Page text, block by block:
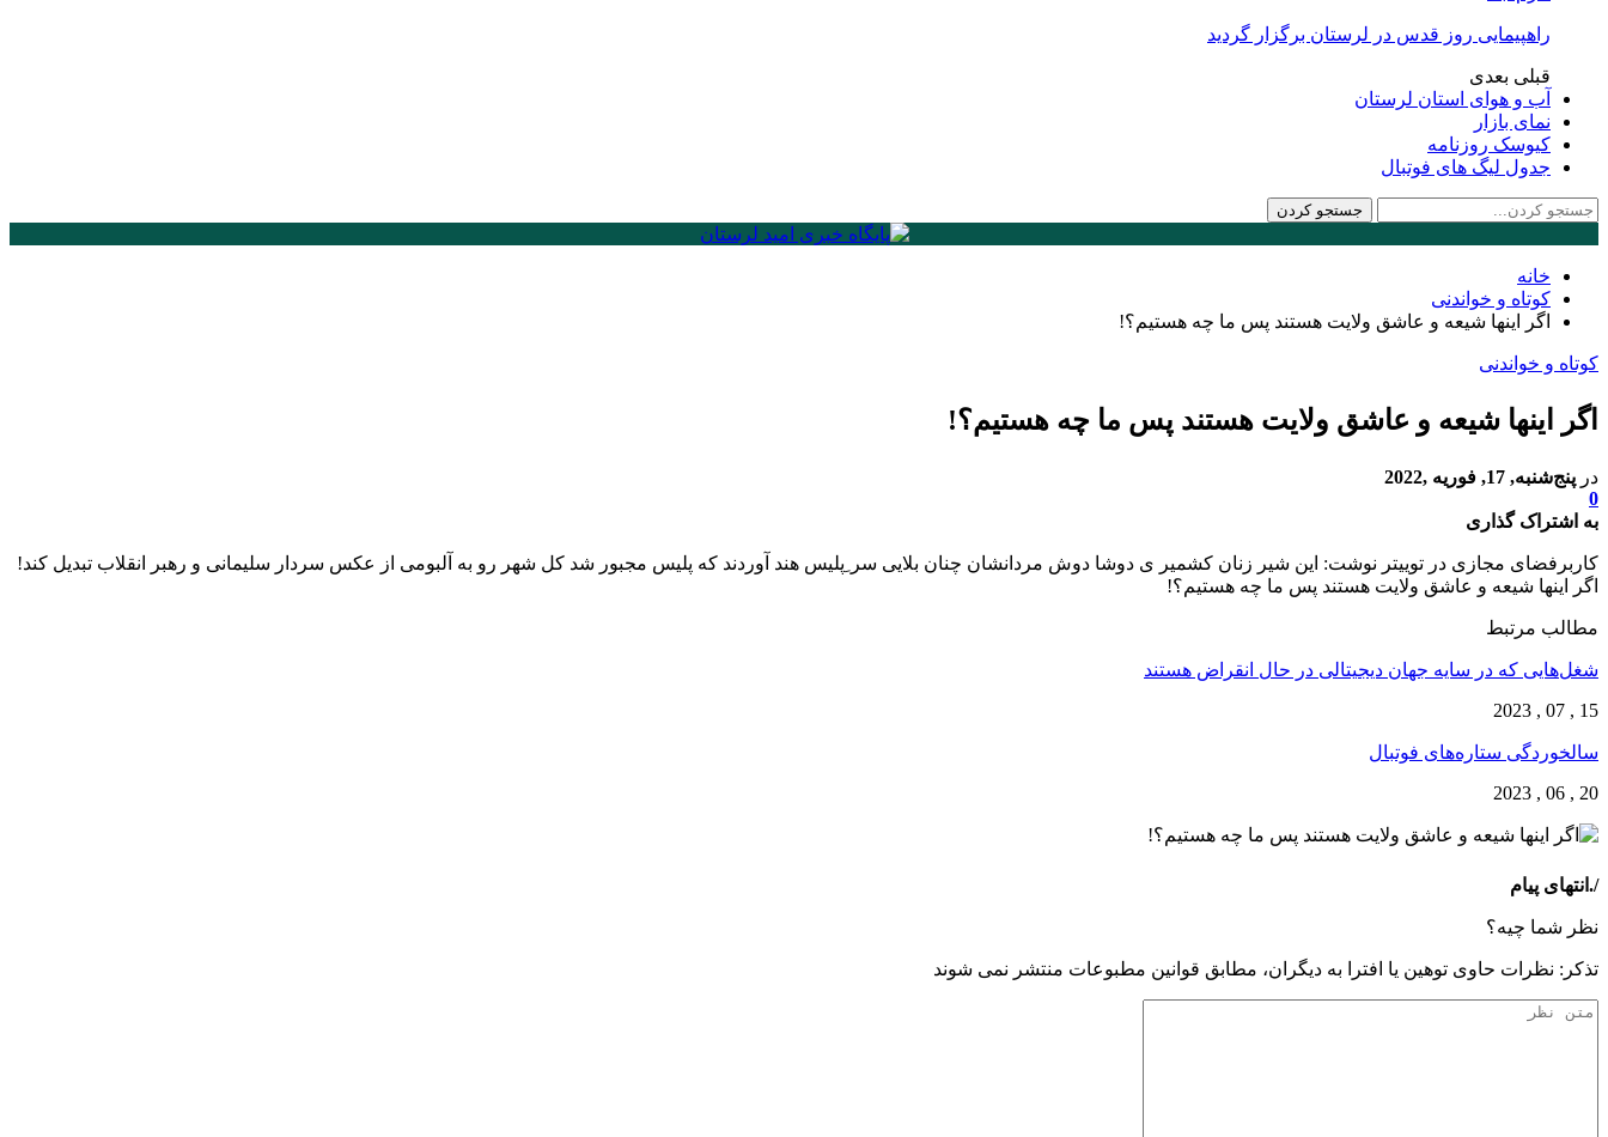
راهپیمایی روز قدس در لرستان برگزار گردید
قبلی بعدی
آب و هوای استان لرستان
نمای بازار
کیوسک روزنامه
جدول لیگ های فوتبال
خانه
کوتاه و خواندنی
اگر اینها شیعه و عاشق ولایت هستند پس ما چه هستیم؟!
کوتاه و خواندنی
اگر اینها شیعه و عاشق ولایت هستند پس ما چه هستیم؟!
در پنج‌شنبه, 17, فوریه ,2022
0
به اشتراک گذاری
کاربرفضای مجازی در توییتر نوشت: ‏این شیر زنان ‎کشمیر ی دوشا دوش مردانشان چنان بلایی سر ِپلیس هند آوردند که پلیس مجبور شد کل شهر رو به آلبومی از عکس سردار سلیمانی و رهبر انقلاب تبدیل کند!
اگر اینها شیعه و عاشق ولایت هستند پس ما چه هستیم؟!
مطالب مرتبط
شغل‌‌هایی که در سایه جهان دیجیتالی در حال انقراض هستند
15 , 07 , 2023
سالخوردگی ستاره‌های فوتبال
20 , 06 , 2023
/.انتهای پیام
نظر شما چیه؟
تذكر: نظرات حاوی توهين يا افترا به ديگران، مطابق قوانين مطبوعات منتشر نمی شوند